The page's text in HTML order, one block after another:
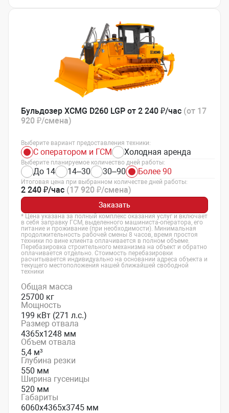
Бульдозер XCMG D260 LGP от 2 240 ₽/час (от 17
920 ₽/смена)
Выберите вариант предоставления техники:
С оператором и ГСМ Холодная аренда
Выберите планируемое количество дней работы:
До 14 14–30 30–90 Более 90
Итоговая цена при выбранном количестве дней работы:
2 240 ₽/час (17 920 ₽/смена)
Заказать
* Цена указана за полный комплекс оказания услуг и включает
в себя заправку ГСМ, выделенного машиниста-оператора, его
питание и проживание (при необходимости). Минимальная
продолжительность рабочей смены 8 часов, время простоя
техники по вине клиента оплачивается в полном объеме.
Перебазировка строительного механизма на объект и обратно
оплачивается отдельно. Стоимость перебазировки
расчитывается индивидуально на основании адреса объекта и
текущего местоположения нашей ближайшей свободной
техники
Общая масса
25700 кг
Мощность
199 кВт (271 л.с.)
Размер отвала
4365х1248 мм
Объем отвала
5,4 м³
Глубина резки
550 мм
Ширина гусеницы
520 мм
Габариты
6060х4365х3745 мм